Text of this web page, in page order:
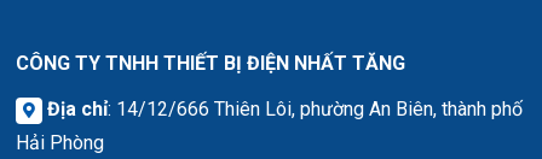
CÔNG TY TNHH THIẾT BỊ ĐIỆN NHẤT TĂNG
Địa chỉ: 14/12/666 Thiên Lôi, phường An Biên, thành phố
Hải Phòng